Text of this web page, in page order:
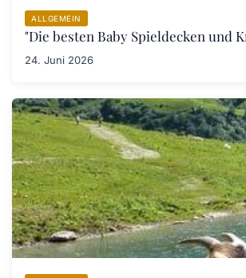
ALLGEMEIN
"Die besten Baby Spieldecken und
24. Juni 2026